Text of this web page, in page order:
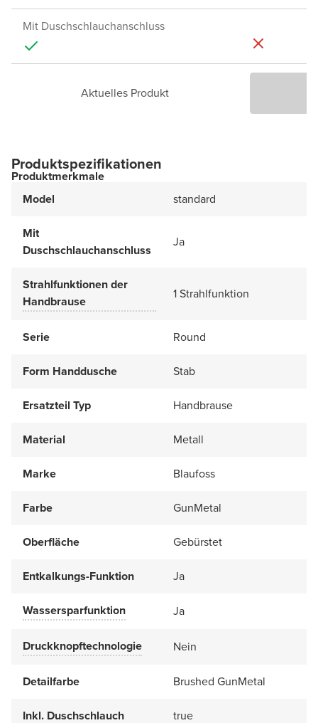
Mit Duschschlauchanschluss
Aktuelles Produkt
Produktspezifikationen
Produktmerkmale
Model
standard
Mit
Duschschlauchanschluss
Ja
Strahlfunktionen der
Handbrause
1 Strahlfunktion
Serie Round
Form Handdusche Stab
Ersatzteil Typ Handbrause
Material Metall
Marke Blaufoss
Farbe GunMetal
Oberfläche Gebürstet
Entkalkungs-Funktion Ja
Wassersparfunktion Ja
Druckknopftechnologie Nein
Detailfarbe Brushed GunMetal
Inkl. Duschschlauch true